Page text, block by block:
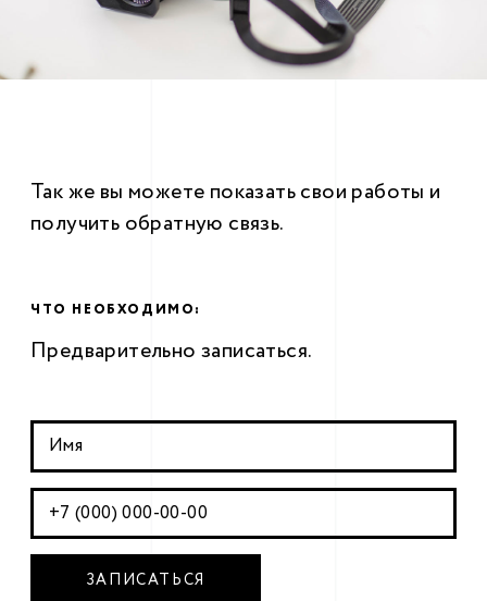
Так же вы можете показать свои работы и
получить обратную связь.
ЧТО НЕОБХОДИМО:
Предварительно записаться.